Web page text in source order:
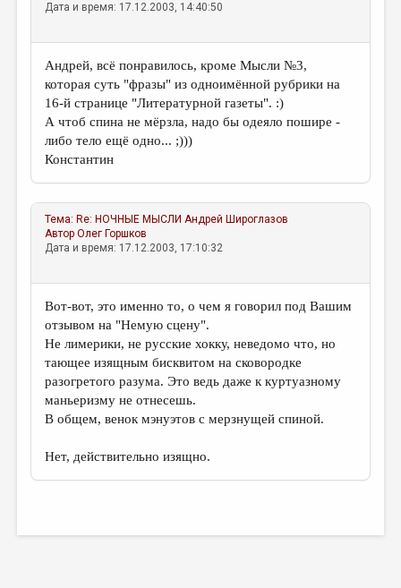
Дата и время: 17.12.2003, 14:40:50
Андрей, всё понравилось, кроме Мысли №3,
которая суть "фразы" из одноимённой рубрики на
16-й странице "Литературной газеты". :)
А чтоб спина не мёрзла, надо бы одеяло пошире -
либо тело ещё одно... ;)))
Константин
Тема: Re: НОЧНЫЕ МЫСЛИ Андрей Широглазов
АвторОлег Горшков
Дата и время: 17.12.2003, 17:10:32
Вот-вот, это именно то, о чем я говорил под Вашим
отзывом на "Немую сцену".
Не лимерики, не русские хокку, неведомо что, но
тающее изящным бисквитом на сковородке
разогретого разума. Это ведь даже к куртуазному
маньеризму не отнесешь.
В общем, венок мэнуэтов с мерзнущей спиной.
Нет, действительно изящно.